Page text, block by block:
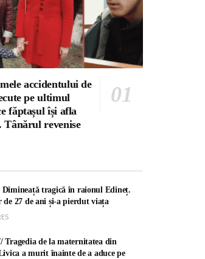
accidentului de
pe ultimul
făptașul își afla
Tânărul revenise
tragică în raionul Edineț.
de 27 de ani și-a pierdut viața
Tragedia de la maternitatea din
a murit înainte de a aduce pe